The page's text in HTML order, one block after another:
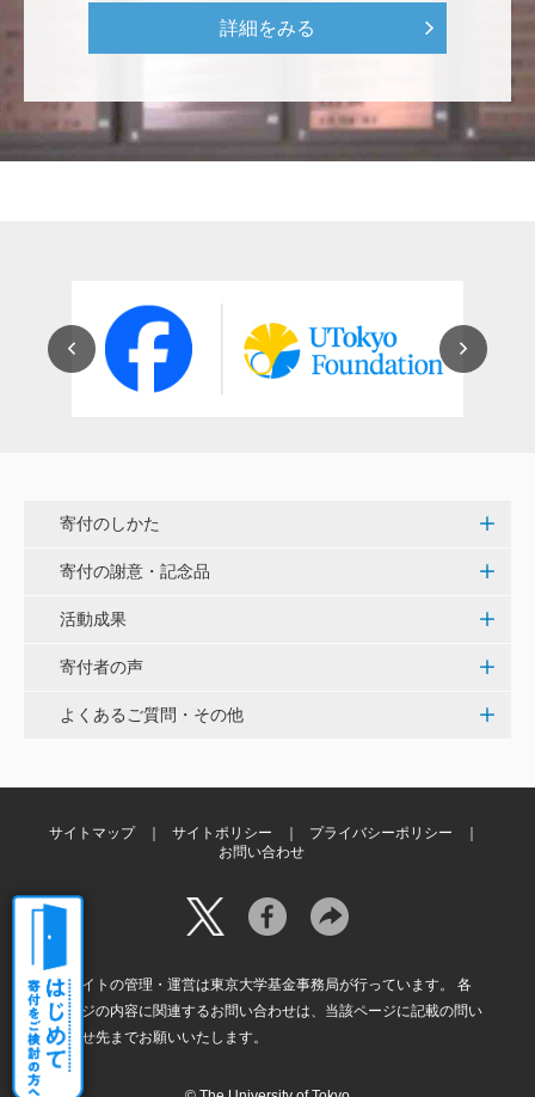
いドアの自動ドア化あるいは開閉しやすい折り戸化」
をはじめとして、身近なことでやらなければならない
です。 <障害のある学生や研究者の活躍応援基金>
紺野 邦昭
若い方々のために「イノベーションを産む奇跡の海、
世界のISAKI」を実現し、日本を、そして世界をリー
昨春に開催された小石川植物園の観桜会は素晴らし
く、小石川植物園の維持発展に少しでも寄与できれば
大澤 彰弘
用いただけると幸いです。 <東京大学動物医療センタ
花之内 健仁
伝統ある赤門に貢献できるまたとない企画に参加でき
嬉しく思います。 <ひらけ！赤門プロジェクト>
劉 晨熙
白石流司、その始まりを赤門に。 <ひらけ！赤門プロ
ジェクト>
詳細をみる
寄付のしかた
寄付の謝意・記念品
活動成果
寄付者の声
よくあるご質問・その他
サイトマップ サイトポリシー
プライバシーポリシー
お問い合わせ
本サイトの管理・運営は東京大学基金事務局が行っています。 各
ページの内容に関連するお問い合わせは、当該ページに記載の問い
合わせ先までお願いいたします。